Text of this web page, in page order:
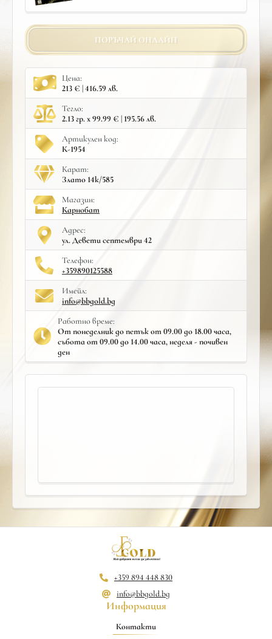
ПОРЪЧАЙ ОНЛАЙН
Цена:
213 € | 416.59 лв.
Тегло:
2.13 гр. x 99.99 € | 195.56 лв.
Артикулен код:
К-1954
Карат:
Злато 14к/585
Mагазин:
Карнобат
Адрес:
ул. Девети септември 42
Телефон:
+359890125588
Имейл:
info@bbgold.bg
Работно време:
От понеделник до петък от 09.00 до 18.00 часа,
събота от 09.00 до 14.00 часа, неделя - почивен
ден
+359 894 448 830
info@bbgold.bg
Информация
Контакти